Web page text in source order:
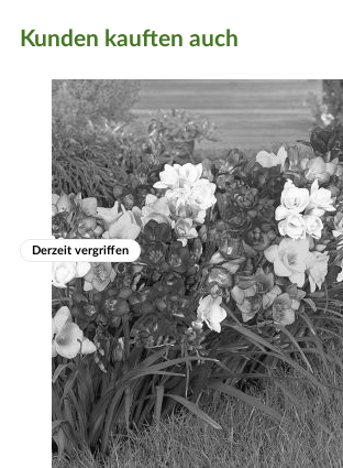
Kunden kauften auch
Derzeit vergriffen